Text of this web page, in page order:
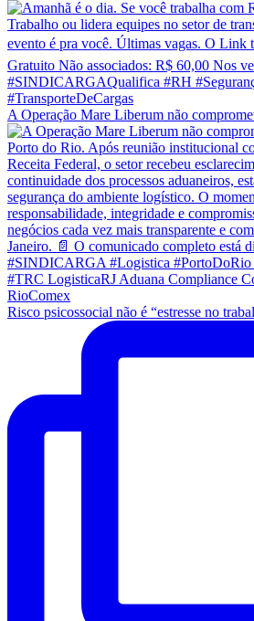
A Operação Mare Liberum não
Risco psicossocial não é “estresse no